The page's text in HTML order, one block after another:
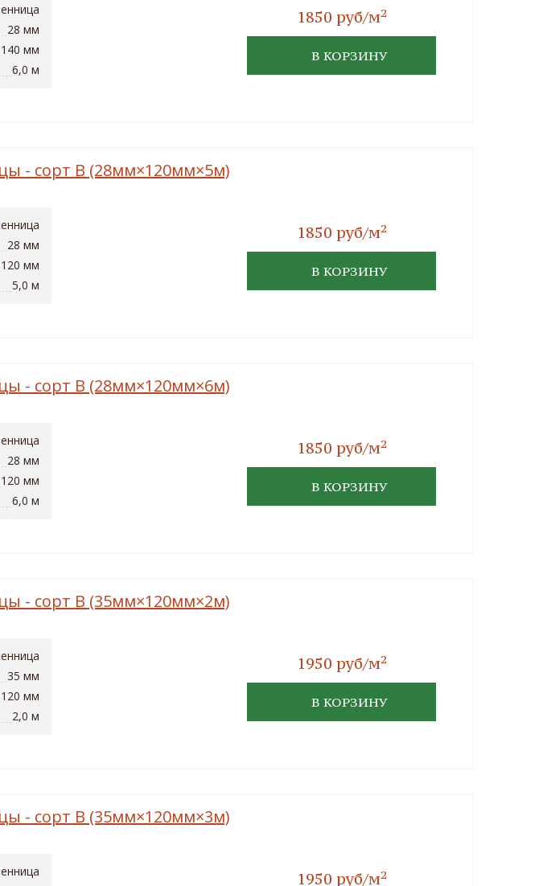
28 мм
140 мм
6,0 м
1850 руб/м2
В КОРЗИНУ
- сорт B (28мм×120мм×5м)
28 мм
120 мм
5,0 м
1850 руб/м2
В КОРЗИНУ
- сорт B (28мм×120мм×6м)
28 мм
120 мм
6,0 м
1850 руб/м2
В КОРЗИНУ
- сорт B (35мм×120мм×2м)
35 мм
120 мм
2,0 м
1950 руб/м2
В КОРЗИНУ
- сорт B (35мм×120мм×3м)
1950 руб/м2